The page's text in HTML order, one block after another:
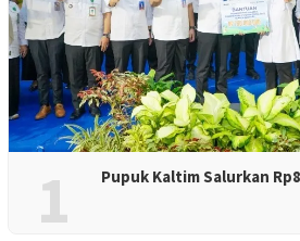
1 Pupuk Kaltim Salurkan